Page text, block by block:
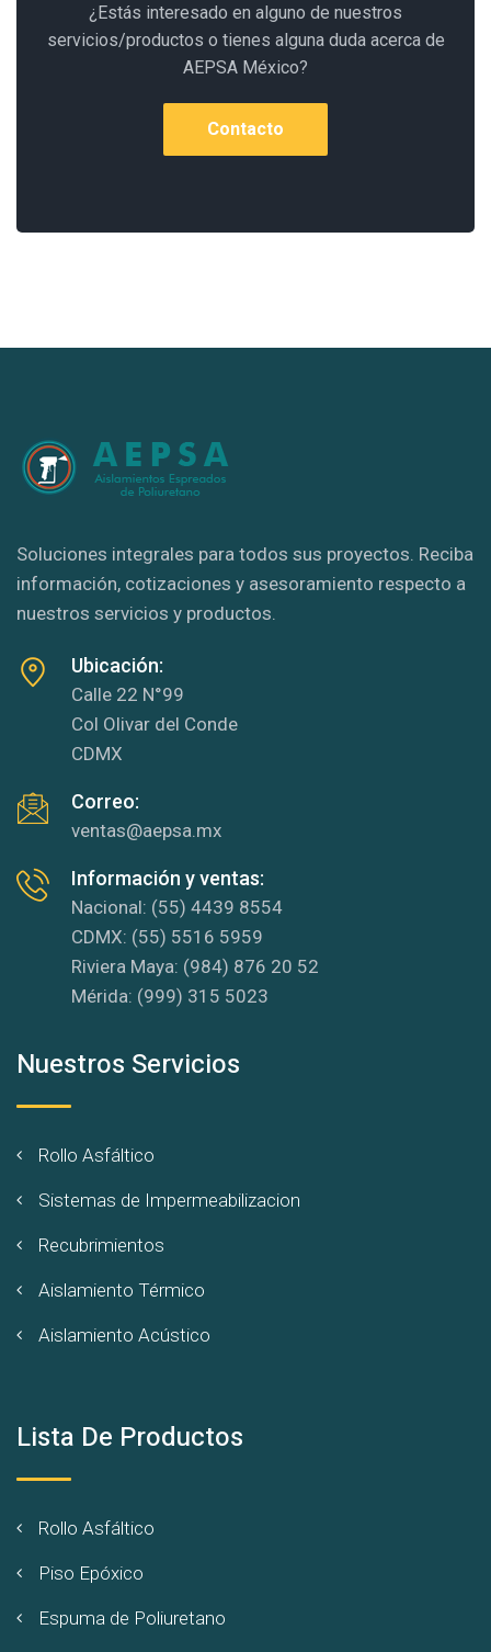
¿Estás interesado en alguno de nuestros
servicios/productos o tienes alguna duda acerca de
AEPSA México?
Contacto
Soluciones integrales para todos sus proyectos. Reciba
información, cotizaciones y asesoramiento respecto a
nuestros servicios y productos.
Ubicación:
Calle 22 N°99
Col Olivar del Conde
CDMX
Correo:
ventas@aepsa.mx
Información y ventas:
Nacional: (55) 4439 8554
CDMX: (55) 5516 5959
Riviera Maya: (984) 876 20 52
Mérida: (999) 315 5023
Nuestros Servicios
Rollo Asfáltico
Sistemas de Impermeabilizacion
Recubrimientos
Aislamiento Térmico
Aislamiento Acústico
Lista De Productos
Rollo Asfáltico
Piso Epóxico
Espuma de Poliuretano